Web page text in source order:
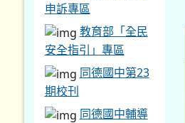
申訴專區
教育部「全民
安全指引」專區
同德國中第23
期校刊
同德國中輔導